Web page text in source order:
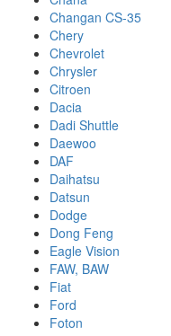
Changan CS-35
Chery
Chevrolet
Chrysler
Citroen
Dacia
Dadi Shuttle
Daewoo
DAF
Daihatsu
Datsun
Dodge
Dong Feng
Eagle Vision
FAW, BAW
Fiat
Ford
Foton